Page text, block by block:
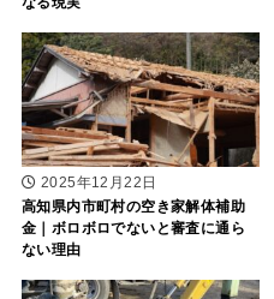
2025年12月22日
高知県内市町村の空き家解体補助
金｜ボロボロでないと審査に通ら
ない理由